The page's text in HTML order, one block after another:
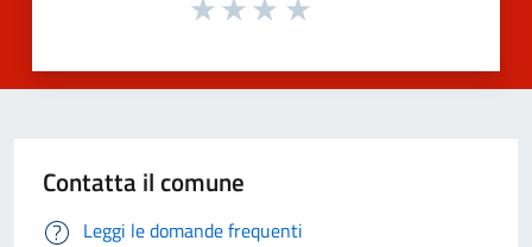
Contatta il comune
Leggi le domande frequenti